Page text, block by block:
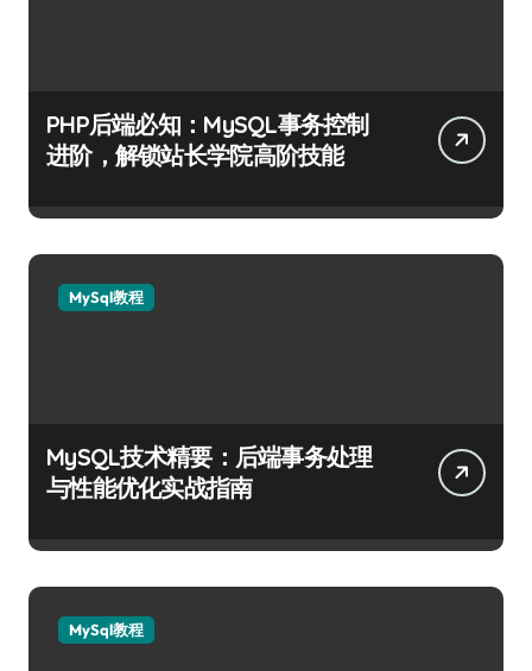
PHP后端必知：MySQL事务控制
进阶，解锁站长学院高阶技能
MySql教程
MySQL技术精要：后端事务处理
与性能优化实战指南
MySql教程